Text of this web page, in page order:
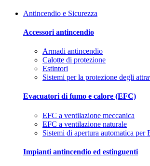
Antincendio e Sicurezza
Accessori antincendio
Armadi antincendio
Calotte di protezione
Estintori
Sistemi per la protezione degli
Evacuatori di fumo e calore (EFC)
EFC a ventilazione meccanica
EFC a ventilazione naturale
Sistemi di apertura automatica per
Impianti antincendio ed estinguenti